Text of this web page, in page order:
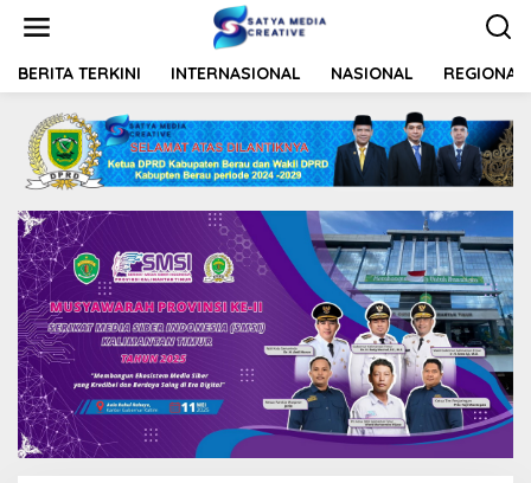
t
BERITA TERKINI INTERNASIONAL NASIONAL REGIONAL